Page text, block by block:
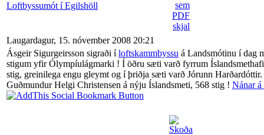
Loftbyssumót í Egilshöll
Laugardagur, 15. nóvember 2008 20:21
Ásgeir Sigurgeirsson sigraði íloftskammbyssu á Landsmótinu í dag
stigum yfir Ólympíulágmarki ! Í öðru sæti varð fyrrum
stig, greinilega engu gleymt og í þriðja sæti varð Jórunn
Guðmundur Helgi Christensen á nýju Íslandsmeti, 568 stig ! Nánar